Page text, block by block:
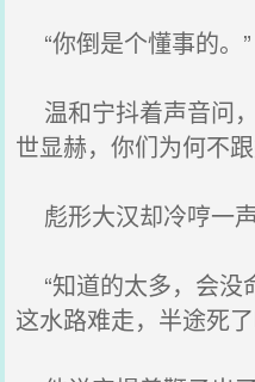
“你倒是个懂事的。”
温和宁抖着声音问
世显赫，你们为何不
彪形大汉却冷哼一声
“知道的太多，会没
这水路难走，半途死